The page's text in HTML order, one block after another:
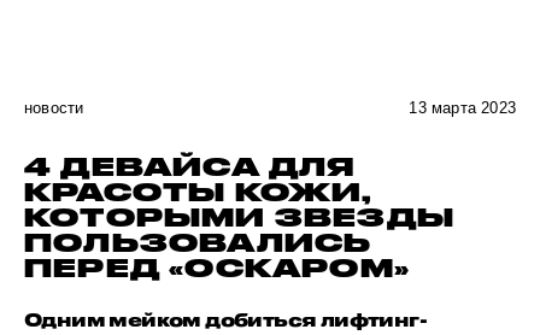
новости 13 марта 2023
4 ДЕВАЙСА ДЛЯ
КРАСОТЫ КОЖИ,
КОТОРЫМИ ЗВЕЗДЫ
ПОЛЬЗОВАЛИСЬ
ПЕРЕД «ОСКАРОМ»
Одним мейком добиться лифтинг-